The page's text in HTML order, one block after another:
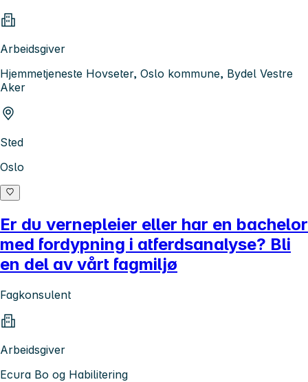
Arbeidsgiver
Hjemmetjeneste Hovseter, Oslo kommune, Bydel Vestre
Aker
Sted
Oslo
Er du vernepleier eller har en bachelor
med fordypning i atferdsanalyse? Bli
en del av vårt fagmiljø
Fagkonsulent
Arbeidsgiver
Ecura Bo og Habilitering